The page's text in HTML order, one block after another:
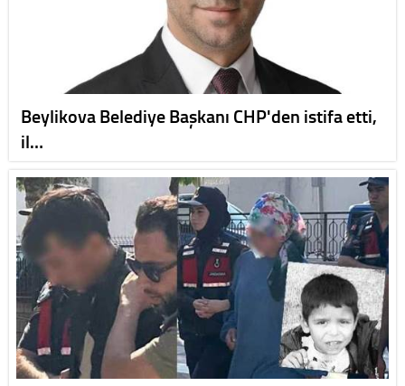
Beylikova Belediye Başkanı CHP'den istifa etti,
il…